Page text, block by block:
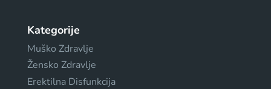
Kategorije
Muško Zdravlje
Žensko Zdravlje
Erektilna Disfunkcija